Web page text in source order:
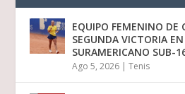
EQUIPO FEMENINO DE
SEGUNDA VICTORIA
SURAMERICANO SUB-
Ago 5, 2026 |Tenis